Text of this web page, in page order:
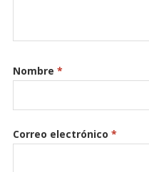
Nombre *
Correo electrónico *